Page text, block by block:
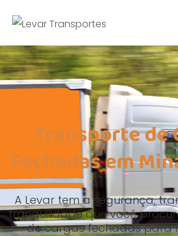
Transporte de
Fechadas em
A Levar tem a segurança,
tranquilidade que você
de cargas fechadas para